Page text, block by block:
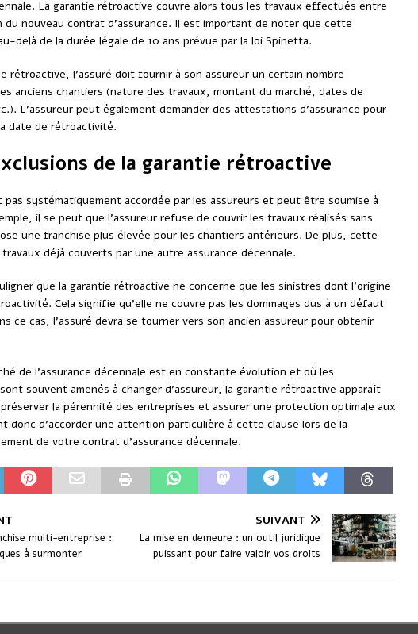
La garantie rétroactive couvre alors tous les travaux effectués entre
nouveau contrat d’assurance. Il est important de noter que cette
delà de la durée légale de 10 ans prévue par la loi Spinetta.
rétroactive, l’assuré doit fournir à son assureur un certain nombre
anciens chantiers (nature des travaux, montant du marché, dates de
L’assureur peut également demander des attestations d’assurance pour
date de rétroactivité.
de la garantie rétroactive
pas systématiquement accordée par les assureurs et peut être soumise à
il se peut que l’assureur refuse de couvrir les travaux réalisés sans
une franchise plus élevée pour les chantiers antérieurs. De plus, cette
déjà couverts par une autre assurance décennale.
que la garantie rétroactive ne concerne que les sinistres dont l’origine
Cela signifie qu’elle ne couvre pas les dommages dus à un défaut
ce cas, l’assuré devra se tourner vers son ancien assureur pour obtenir
de l’assurance décennale est en constante évolution et où les
souvent amenés à changer d’assureur, la garantie rétroactive apparaît
la pérennité des entreprises et assurer une protection optimale aux
donc d’accorder une attention particulière à cette clause lors de la
de votre contrat d’assurance décennale.
multi-entreprise :
à surmonter
SUIVANT
La mise en demeure : un outil juridique
puissant pour faire valoir vos droits